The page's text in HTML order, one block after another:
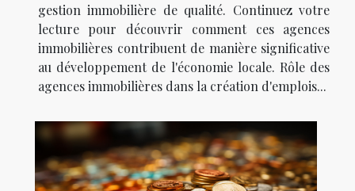
gestion immobilière de qualité. Continuez votre
lecture pour découvrir comment ces agences
immobilières contribuent de manière significative
au développement de l'économie locale. Rôle des
agences immobilières dans la création d'emplois...